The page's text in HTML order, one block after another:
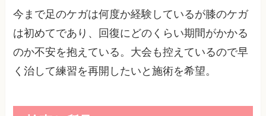
今まで足のケガは何度か経験しているが膝のケガ
は初めてであり、回復にどのくらい期間がかかる
のか不安を抱えている。大会も控えているので早
く治して練習を再開したいと施術を希望。